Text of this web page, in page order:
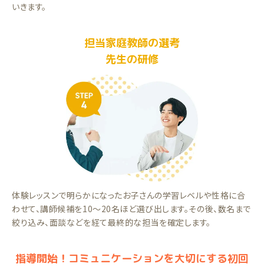
いきます。
担当家庭教師の選考
先生の研修
体験レッスンで明らかになったお子さんの学習レベルや性格に合
わせて、講師候補を10～20名ほど選び出します。その後、数名まで
絞り込み、面談などを経て最終的な担当を確定します。
指導開始！コミュニケーションを大切にする初回